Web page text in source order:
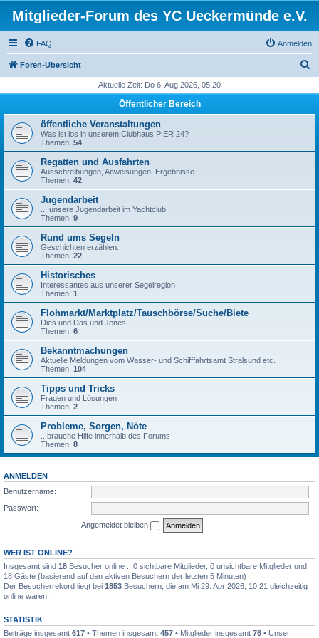
Mitglieder-Forum des YC Ueckermünde e.V.
FAQ Anmelden
Foren-Übersicht
h
Aktuelle Zeit: Do 6. Aug 2026, 05:20
Öffentlicher Bereich
öffentliche Veranstaltungen
Was ist los in unserem Clubhaus PIER 24?
Themen: 54
Regatten und Ausfahrten
Ausschreibungen, Anweisungen, Ergebnisse
Themen: 42
Jugendarbeit
... unsere Jugendarbeit im Yachtclub
Themen: 9
Rund ums Segeln
Geschichten erzählen...
Themen: 22
Historisches
Interessantes aus unserer Segelregion
Themen: 1
Flohmarkt/Marktplatz/Tauschbörse/Suche/Biete
Dies und Das und Jenes
Themen: 6
Bekanntmachungen
Aktuelle Meldungen vom Wasser- und Schifffahrtsamt Stralsund etc.
Themen: 104
Tipps und Tricks
Fragen und Lösungen
Themen: 2
Probleme, Sorgen, Nöte
...brauche Hilfe innerhalb des Forums
Themen: 8
ANMELDEN
Benutzername:
Passwort:
Angemeldet bleiben
WER IST ONLINE?
Insgesamt sind 18 Besucher online :: 0 sichtbare Mitglieder, 0 unsichtbare Mitglieder und
18 Gäste (basierend auf den aktiven Besuchern der letzten 5 Minuten)
Der Besucherrekord liegt bei 1853 Besuchern, die am Mi 29. Apr 2026, 10:21 gleichzeitig
online waren.
STATISTIK
Beiträge insgesamt 617 • Themen insgesamt 457 • Mitglieder insgesamt 76 • Unser